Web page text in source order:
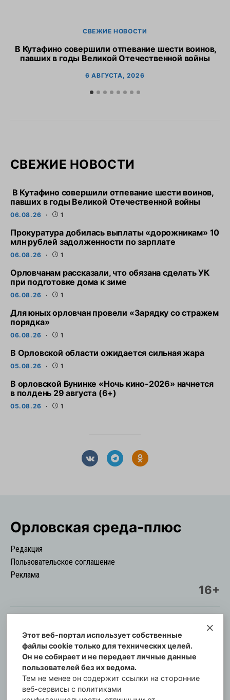
СВЕЖИЕ НОВОСТИ
В Кутафино совершили отпевание шести воинов,
павших в годы Великой Отечественной войны
6 АВГУСТА, 2026
СВЕЖИЕ НОВОСТИ
В Кутафино совершили отпевание шести воинов,
павших в годы Великой Отечественной войны
06.08.26 1
Прокуратура добилась выплаты «дорожникам» 10
млн рублей задолженности по зарплате
06.08.26 1
Орловчанам рассказали, что обязана сделать УК
при подготовке дома к зиме
06.08.26 1
Для юных орловчан провели «Зарядку со стражем
порядка»
06.08.26 1
В Орловской области ожидается сильная жара
05.08.26 1
В орловской Бунинке «Ночь кино-2026» начнется
в полдень 29 августа (6+)
05.08.26 1
Орловская cреда-плюс
Редакция
Пользовательское соглашение
Реклама
16+
© Информационный городской портал
Орловская cреда-плюс, 2021-2026
Свидетельство о регистрации СМИ: ПИ №57-
00254 от 29 октября 2013 г.
Газета зарегистрирована Управлением
Этот веб-портал использует собственные
файлы cookie только для технических целей.
Он не собирает и не передает личные данные
пользователей без их ведома.
Тем не менее он содержит ссылки на сторонние
веб-сервисы с политиками